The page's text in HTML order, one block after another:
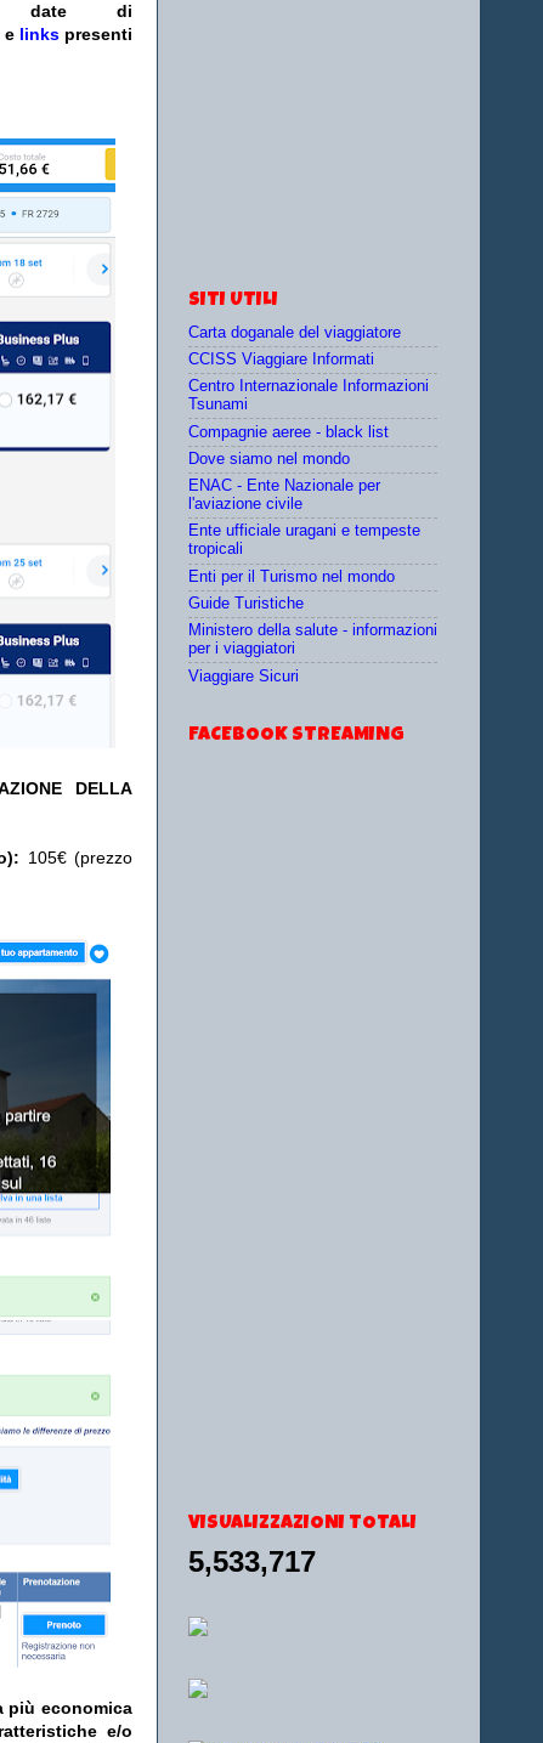
o date di
e linkspresenti
DELLA
105€ (prezzo
economica
e/o
SITI UTILI
Carta doganale del viaggiatore
CCISS Viaggiare Informati
Centro Internazionale Informazioni
Tsunami
Compagnie aeree - black list
Dove siamo nel mondo
ENAC - Ente Nazionale per
l'aviazione civile
Ente ufficiale uragani e tempeste
tropicali
Enti per il Turismo nel mondo
Guide Turistiche
Ministero della salute - informazioni
per i viaggiatori
Viaggiare Sicuri
FACEBOOK STREAMING
VISUALIZZAZIONI TOTALI
5,533,717